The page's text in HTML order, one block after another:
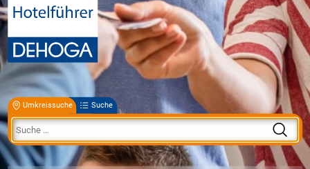
Umkreissuche Suche